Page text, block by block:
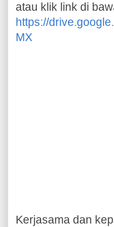
atau klik link di
https://
MX
Kerjasama dan